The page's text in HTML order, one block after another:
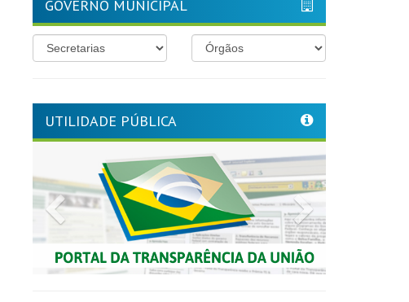
GOVERNO MUNICIPAL
UTILIDADE PÚBLICA
Previous